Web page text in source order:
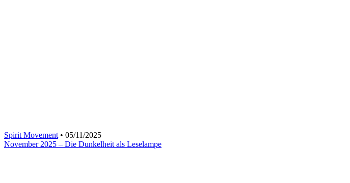
Spirit Movement• 05/11/2025
November 2025 – Die Dunkelheit als Leselampe